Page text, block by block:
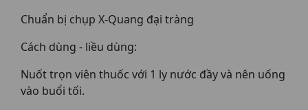
Chuẩn bị chụp X-Quang đại tràng
Cách dùng - liều dùng:
Nuốt trọn viên thuốc với 1 ly nước đầy và nên uống
vào buổi tối.